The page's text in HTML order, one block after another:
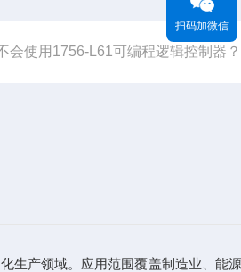
会使用1756-L61可编程逻辑控制器
生产领域。应用范围覆盖制造业、能
扫码加微信